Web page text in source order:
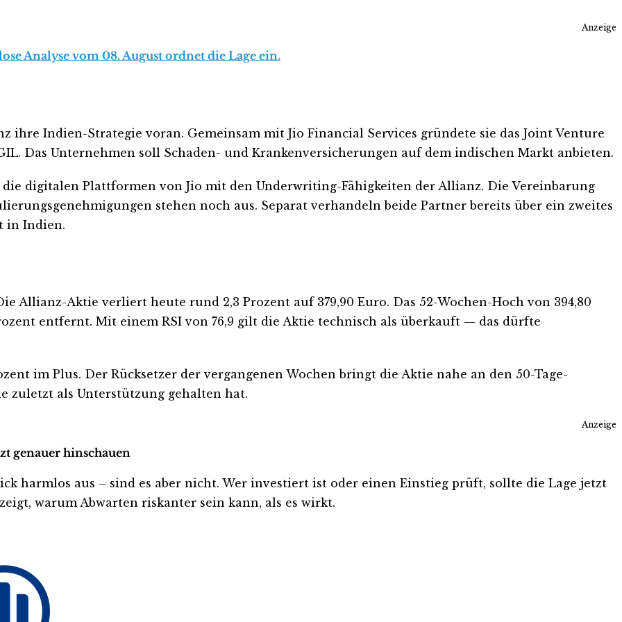
Anzeige
Analyse vom 08. August ordnet die Lage ein.
Indien-Strategie voran. Gemeinsam mit Jio Financial Services gründete sie das Joint Venture
Das Unternehmen soll Schaden- und Krankenversicherungen auf dem indischen Markt anbieten.
digitalen Plattformen von Jio mit den Underwriting-Fähigkeiten der Allianz. Die Vereinbarung
stehen noch aus. Separat verhandeln beide Partner bereits über ein zweites
in Indien.
Allianz-Aktie verliert heute rund 2,3 Prozent auf 379,90 Euro. Das 52-Wochen-Hoch von 394,80
entfernt. Mit einem RSI von 76,9 gilt die Aktie technisch als überkauft — das dürfte
im Plus. Der Rücksetzer der vergangenen Wochen bringt die Aktie nahe an den 50-Tage-
zuletzt als Unterstützung gehalten hat.
Anzeige
genauer hinschauen
harmlos aus – sind es aber nicht. Wer investiert ist oder einen Einstieg prüft, sollte die Lage jetzt
warum Abwarten riskanter sein kann, als es wirkt.